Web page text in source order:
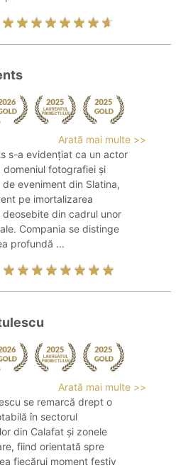
Arată mai multe >>
s-a evidențiat ca un actor
domeniul fotografiei și
eveniment din Slatina,
pe imortalizarea
deosebite din cadrul unor
Compania se distinge
profundă ...
Arată mai multe >>
se remarcă drept o
în sectorul
din Calafat și zonele
fiind orientată spre
fiecărui moment festiv